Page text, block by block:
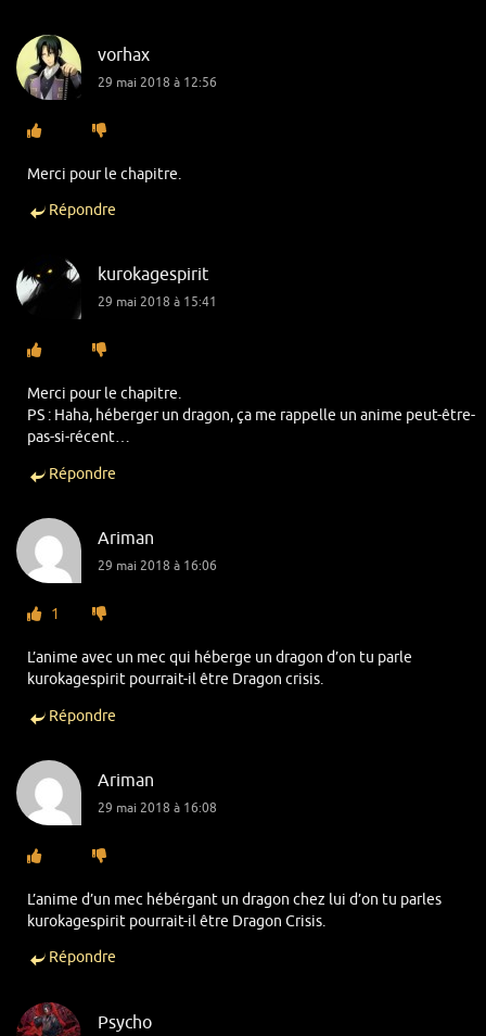
vorhax
29 mai 2018 à 12:56
Merci pour le chapitre.
Répondre
kurokagespirit
29 mai 2018 à 15:41
Merci pour le chapitre.
PS : Haha, héberger un dragon, ça me rappelle un anime peut-être-
pas-si-récent…
Répondre
Ariman
29 mai 2018 à 16:06
1
L’anime avec un mec qui héberge un dragon d’on tu parle
kurokagespirit pourrait-il être Dragon crisis.
Répondre
Ariman
29 mai 2018 à 16:08
L’anime d’un mec hébérgant un dragon chez lui d’on tu parles
kurokagespirit pourrait-il être Dragon Crisis.
Répondre
Psycho